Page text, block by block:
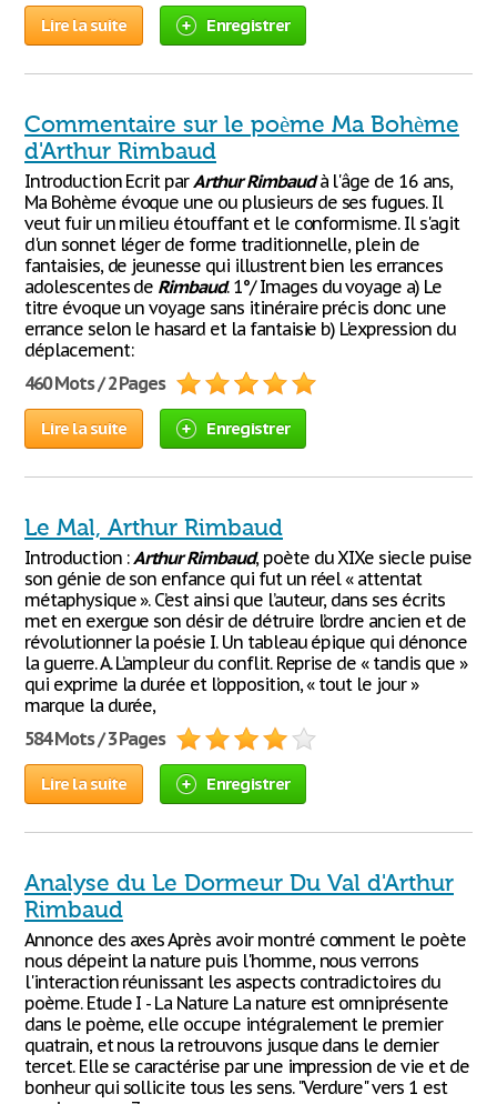
Lire la suite Enregistrer
Commentaire sur le poème Ma Bohème
d'Arthur Rimbaud
Introduction Ecrit parArthurRimbaudà l'âge de 16 ans,
Ma Bohème évoque une ou plusieurs de ses fugues. Il
veut fuir un milieu étouffant et le conformisme. Il s'agit
d'un sonnet léger de forme traditionnelle, plein de
fantaisies, de jeunesse qui illustrent bien les errances
adolescentes de Rimbaud. 1°/ Images du voyage a) Le
titre évoque un voyage sans itinéraire précis donc une
errance selon le hasard et la fantaisie b) L'expression du
déplacement:
460 Mots / 2 Pages
Lire la suite Enregistrer
Le Mal, Arthur Rimbaud
Introduction :Arthur Rimbaud, poète du XIXe siecle puise
son génie de son enfance qui fut un réel « attentat
métaphysique ». C’est ainsi que l’auteur, dans ses écrits
met en exergue son désir de détruire l’ordre ancien et de
révolutionner la poésie I. Un tableau épique qui dénonce
la guerre. A. L’ampleur du conflit. Reprise de « tandis que »
qui exprime la durée et l’opposition, « tout le jour »
marque la durée,
584 Mots / 3 Pages
Lire la suite Enregistrer
Analyse du Le Dormeur Du Val d'Arthur
Rimbaud
Annonce des axes Après avoir montré comment le poète
nous dépeint la nature puis l'homme, nous verrons
l'interaction réunissant les aspects contradictoires du
poème. Etude I - La Nature La nature est omniprésente
dans le poème, elle occupe intégralement le premier
quatrain, et nous la retrouvons jusque dans le dernier
tercet. Elle se caractérise par une impression de vie et de
bonheur qui sollicite tous les sens. "Verdure" vers 1 est